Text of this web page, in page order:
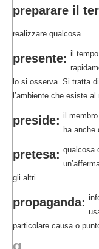
preparare il
realizzare qualcosa.
presente: il
lo si osserva. Si tratta
l’ambiente che esiste al
preside: il
ha anche
pretesa: qualcosa
gli altri.
propaganda:
particolare causa o
q